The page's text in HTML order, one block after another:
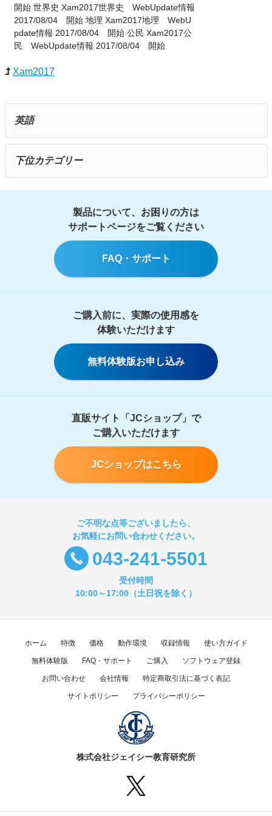
開始 世界史 Xam2017世界史 WebUpdate情報
2017/08/04 開始 地理 Xam2017地理 WebU
pdate情報 2017/08/04 開始 公民 Xam2017公
民 WebUpdate情報 2017/08/04 開始
Xam2017
英語
下位カテゴリー
製品について、お困りの方は
サポートページをご覧ください
FAQ・サポート
ご購入前に、実際の使用感を
体験いただけます
無料体験版お申し込み
直販サイト「JCショップ」で
ご購入いただけます
JCショップはこちら
ご不明な点等ございましたら、
お気軽にお問い合わせください。
043-241-5501
受付時間
10:00～17:00（土日祝を除く）
ホーム 特徴 価格 動作環境 収録情報 使い方ガイド
無料体験版 FAQ・サポート ご購入 ソフトウェア登録
お問い合わせ 会社情報 特定商取引法に基づく表記
サイトポリシー プライバシーポリシー
株式会社ジェイシー教育研究所